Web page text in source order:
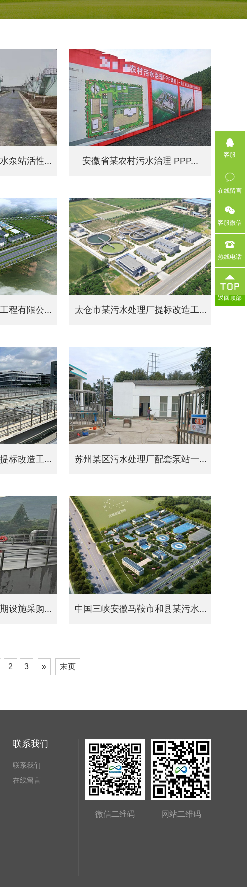
泵站活性... 安徽省某农村污水治理 PPP...
程有限公... 太仓市某污水处理厂提标改造工...
标改造工... 苏州某区污水处理厂配套泵站一...
设施采购... 中国三峡安徽马鞍市和县某污水...
2 3 » 末页
联系我们
联系我们
在线留言
微信二维码 网站二维码
客服
在线留言
客服微信
热线电话
返回顶部